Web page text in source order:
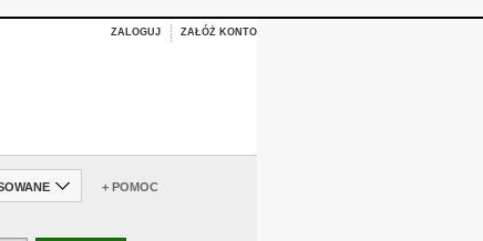
ZALOGUJ ZAŁÓŻ KONTO
+ POMOC